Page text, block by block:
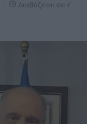
Διαβάζεται σε 1'